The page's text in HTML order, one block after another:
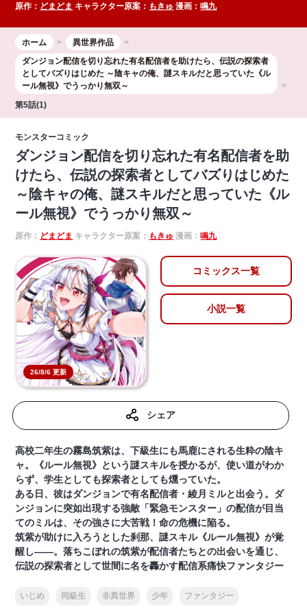
原作： どまどま キャラクター原案： もきゅ 漫画：鳴九
ホーム
異世界作品
ダンジョン配信を切り忘れた有名配信者を助けたら、伝説の探索者
としてバズりはじめた ～陰キャの俺、謎󠄀スキルだと思っていた《ル
ール無視》でうっかり無双～
第5話(1)
モンスターコミック
ダンジョン配信を切り忘れた有名配信者を助
けたら、伝説の探索者としてバズりはじめた
～陰キャの俺、謎󠄀スキルだと思っていた《ル
ール無視》でうっかり無双～
原作： どまどま キャラクター原案： もきゅ 漫画：鳴九
26/8/6 更新
コミックス一覧
小説一覧
シェア
高校二年生の霧島筑紫は、下級生にも馬鹿にされる生粋の陰キ
ャ。《ルール無視》という謎スキルを授かるが、使い道がわか
らず、学生としても探索者としても燻っていた。
ある日、彼はダンジョンで有名配信者・綾月ミルと出会う。ダ
ンジョンに突如出現する強敵「緊急モンスター」の配信が目当
てのミルは、その強さに大苦戦！命の危機に陥る。
筑紫が助けに入ろうとした刹那、謎スキル《ルール無視》が覚
醒し――。落ちこぼれの筑紫が配信者たちとの出会いを通じ、
伝説の探索者として世間に名を轟かす配信系痛快ファンタジー
いじめ 同級生 非異世界 少年 ファンタジー